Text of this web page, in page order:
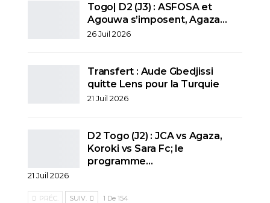
Togo| D2 (J3) : ASFOSA et
Agouwa s’imposent, Agaza…
26 Juil 2026
Transfert : Aude Gbedjissi
quitte Lens pour la Turquie
21 Juil 2026
D2 Togo (J2) : JCA vs Agaza,
Koroki vs Sara Fc; le
programme…
21 Juil 2026
PRÉC. SUIV. 1 De 154